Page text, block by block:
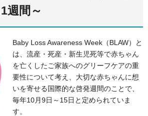
週間～
Baby Loss Awareness Week（BLAW）と
は、流産・死産・新生児死等で赤ちゃん
を亡くしたご家族へのグリーフケアの重
要性について考え、大切な赤ちゃんに想
いを寄せる国際的な啓発週間のことで、
毎年10月9日～15日と定められていま
す。